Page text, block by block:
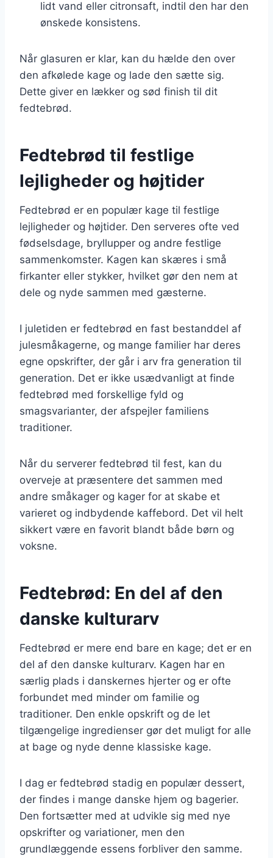
lidt vand eller citronsaft, indtil den har den
ønskede konsistens.
Når glasuren er klar, kan du hælde den over
den afkølede kage og lade den sætte sig.
Dette giver en lækker og sød finish til dit
fedtebrød.
Fedtebrød til festlige
lejligheder og højtider
Fedtebrød er en populær kage til festlige
lejligheder og højtider. Den serveres ofte ved
fødselsdage, bryllupper og andre festlige
sammenkomster. Kagen kan skæres i små
firkanter eller stykker, hvilket gør den nem at
dele og nyde sammen med gæsterne.
I juletiden er fedtebrød en fast bestanddel af
julesmåkagerne, og mange familier har deres
egne opskrifter, der går i arv fra generation til
generation. Det er ikke usædvanligt at finde
fedtebrød med forskellige fyld og
smagsvarianter, der afspejler familiens
traditioner.
Når du serverer fedtebrød til fest, kan du
overveje at præsentere det sammen med
andre småkager og kager for at skabe et
varieret og indbydende kaffebord. Det vil helt
sikkert være en favorit blandt både børn og
voksne.
Fedtebrød: En del af den
danske kulturarv
Fedtebrød er mere end bare en kage; det er en
del af den danske kulturarv. Kagen har en
særlig plads i danskernes hjerter og er ofte
forbundet med minder om familie og
traditioner. Den enkle opskrift og de let
tilgængelige ingredienser gør det muligt for alle
at bage og nyde denne klassiske kage.
I dag er fedtebrød stadig en populær dessert,
der findes i mange danske hjem og bagerier.
Den fortsætter med at udvikle sig med nye
opskrifter og variationer, men den
grundlæggende essens forbliver den samme.